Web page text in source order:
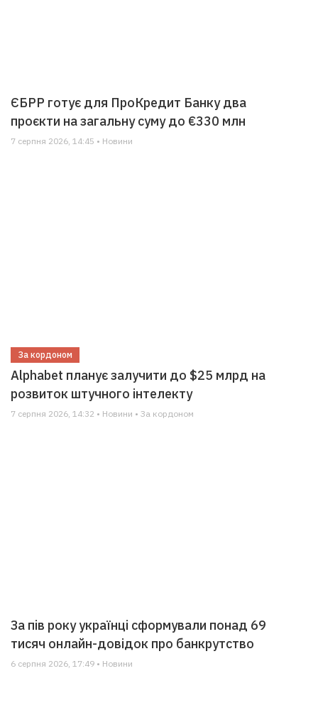
ЄБРР готує для ПроКредит Банку два
проєкти на загальну суму до €330 млн
7 серпня 2026, 14:45 • Новини
За кордоном
Alphabet планує залучити до $25 млрд на
розвиток штучного інтелекту
7 серпня 2026, 14:32 • Новини • За кордоном
За пів року українці сформували понад 69
тисяч онлайн-довідок про банкрутство
6 серпня 2026, 17:49 • Новини